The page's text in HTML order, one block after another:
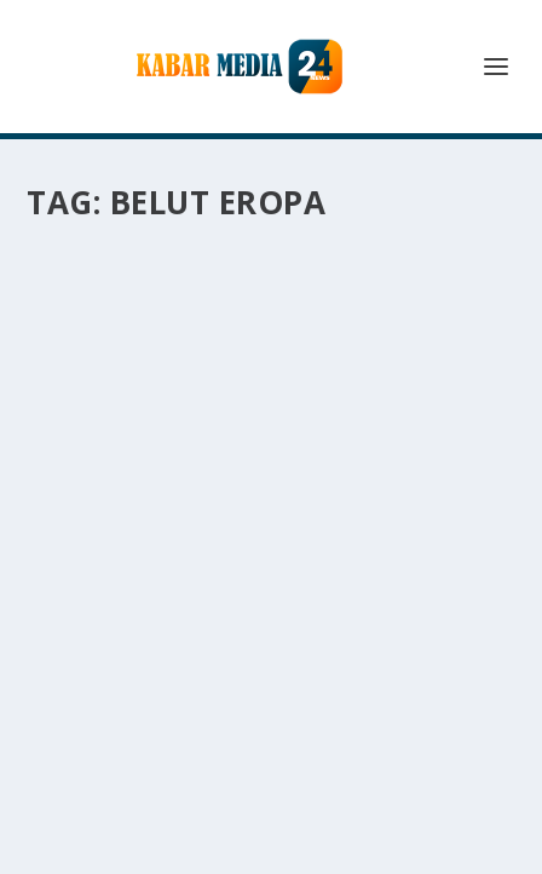
TAG: BELUT EROPA